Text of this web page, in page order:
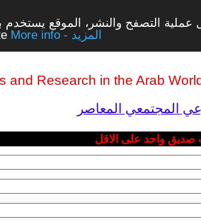
التصفح والنشر، الموقع
More info - المزيد
and Research in the Arab
المجتمعي المعاصر
صديق واحد على الاقل